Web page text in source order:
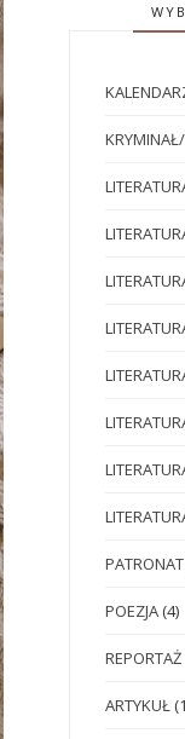
PATRONAT
POEZJA (4)
REPORTAŻ
ARTYKUŁ